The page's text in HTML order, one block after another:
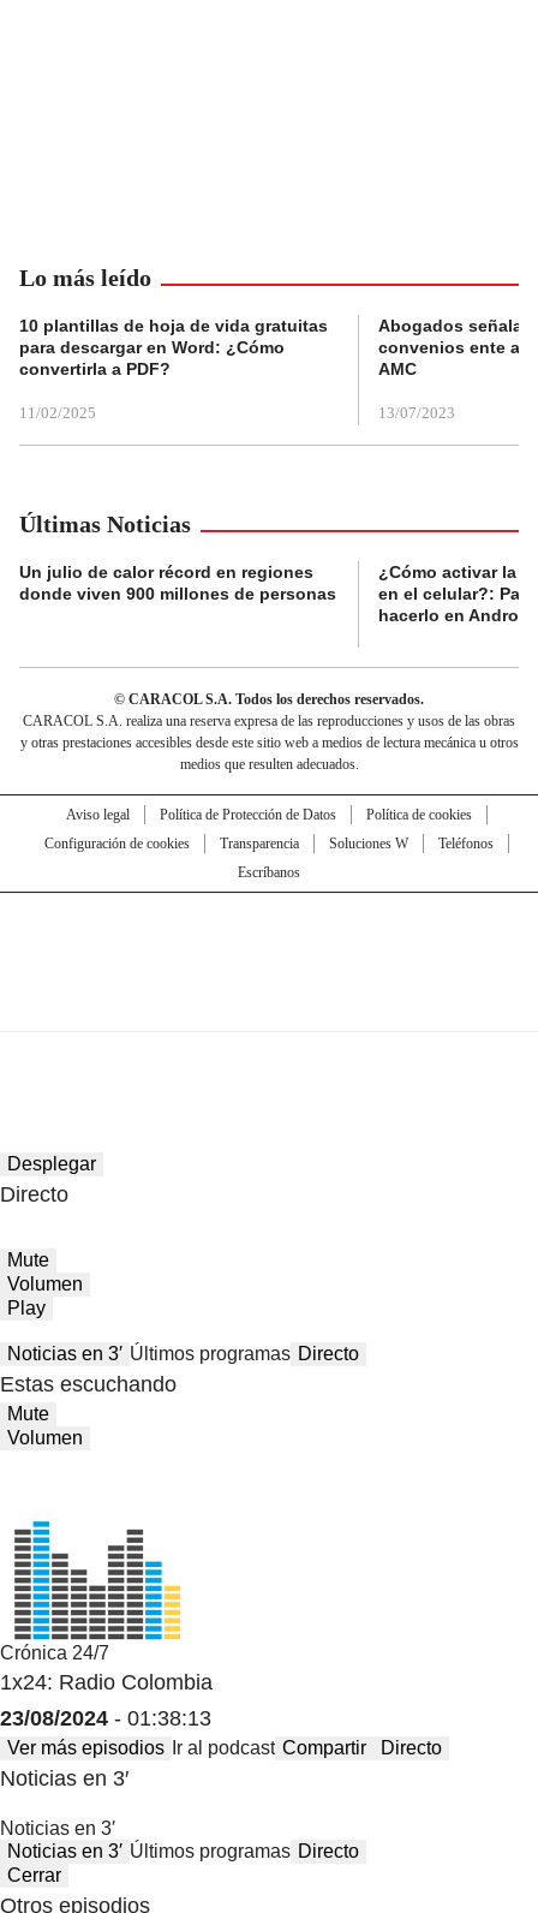
Lo más leído
10 plantillas de hoja de vida gratuitas
para descargar en Word: ¿Cómo
convertirla a PDF?
11/02/2025
Abogados
convenios ente
AMC
13/07/2023
Últimas Noticias
Un julio de calor récord en regiones
donde viven 900 millones de personas
¿Cómo activar la
en el celular?:
hacerlo en
© CARACOL S.A. Todos los derechos reservados.
CARACOL S.A. realiza una reserva expresa de las reproducciones y usos de las obras
y otras prestaciones accesibles desde este sitio web a medios de lectura mecánica u otros
medios que resulten adecuados.
Aviso legal Política de Protección de Datos
Política de cookies
Configuración de cookies
Transparencia Soluciones W
Teléfonos
Escríbanos
Desplegar
Directo
Mute
Volumen
Play
Noticias en 3′ Últimos programas Directo
Estas escuchando
Mute
Volumen
Crónica 24/7
1x24: Radio Colombia
23/08/2024 - 01:38:13
Ver más episodios Ir al podcast Compartir Directo
Noticias en 3′
Noticias en 3′
Noticias en 3′ Últimos programas Directo
Cerrar
Otros episodios